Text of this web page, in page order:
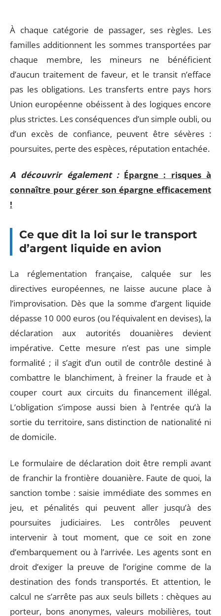
À chaque catégorie de passager, ses règles. Les
familles additionnent les sommes transportées par
chaque membre, les mineurs ne bénéficient
d’aucun traitement de faveur, et le transit n’efface
pas les obligations. Les transferts entre pays hors
Union européenne obéissent à des logiques encore
plus strictes. Les conséquences d’un simple oubli, ou
d’un excès de confiance, peuvent être sévères :
poursuites, perte des espèces, réputation entachée.
A découvrir également : Épargne : risques à
connaître pour gérer son épargne efficacement
!
Ce que dit la loi sur le transport
d’argent liquide en avion
La réglementation française, calquée sur les
directives européennes, ne laisse aucune place à
l’improvisation. Dès que la somme d’argent liquide
dépasse 10 000 euros (ou l’équivalent en devises), la
déclaration aux autorités douanières devient
impérative. Cette mesure n’est pas une simple
formalité ; il s’agit d’un outil de contrôle destiné à
combattre le blanchiment, à freiner la fraude et à
couper court aux circuits du financement illégal.
L’obligation s’impose aussi bien à l’entrée qu’à la
sortie du territoire, sans distinction de nationalité ni
de domicile.
Le formulaire de déclaration doit être rempli avant
de franchir la frontière douanière. Faute de quoi, la
sanction tombe : saisie immédiate des sommes en
jeu, et pénalités qui peuvent aller jusqu’à des
poursuites judiciaires. Les contrôles peuvent
intervenir à tout moment, que ce soit en zone
d’embarquement ou à l’arrivée. Les agents sont en
droit d’exiger la preuve de l’origine comme de la
destination des fonds transportés. Et attention, le
calcul ne s’arrête pas aux seuls billets : chèques au
porteur, bons anonymes, valeurs mobilières, tout